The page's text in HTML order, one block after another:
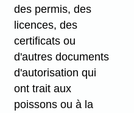
des permis, des
licences, des
certificats ou
d'autres documents
d'autorisation qui
ont trait aux
poissons ou à la